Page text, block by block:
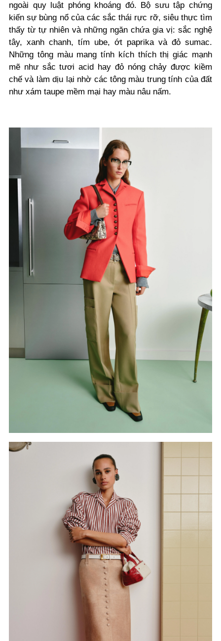
ngoài quy luật phóng khoáng đó. Bộ sưu tập chứng
kiến sự bùng nổ của các sắc thái rực rỡ, siêu thực tìm
thấy từ tự nhiên và những ngăn chứa gia vị: sắc nghệ
tây, xanh chanh, tím ube, ớt paprika và đỏ sumac.
Những tông màu mang tính kích thích thị giác mạnh
mẽ như sắc tươi acid hay đỏ nóng chảy được kiềm
chế và làm dịu lại nhờ các tông màu trung tính của đất
như xám taupe mềm mại hay màu nâu nấm.